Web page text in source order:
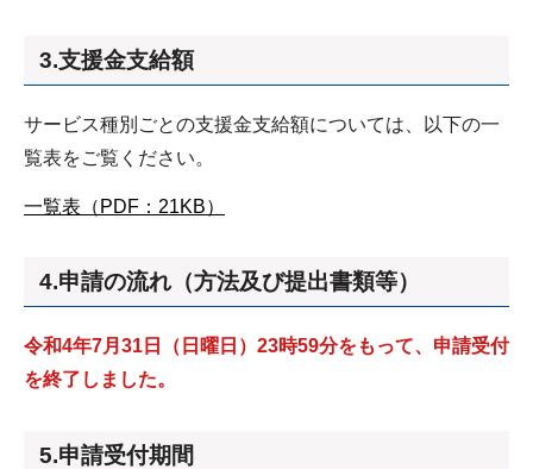
3.支援金支給額
サービス種別ごとの支援金支給額については、以下の一
覧表をご覧ください。
一覧表（PDF：21KB）
4.申請の流れ（方法及び提出書類等）
令和4年7月31日（日曜日）23時59分をもって、申請受付
を終了しました。
5.申請受付期間